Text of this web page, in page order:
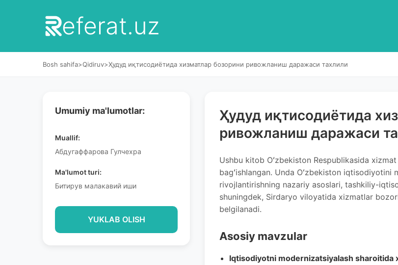
eferat.uz
Bosh sahifa>Qidiruv>Ҳудуд иқтисодиётида хизматлар бозорини ривожланиш даражаси тахлили
Umumiy ma'lumotlar:
Muallif:
Абдугаффарова Гулчехра
Ma'lumot turi:
Битирув малакавий иши
YUKLAB OLISH
Ҳудуд иқтисодиётида
ривожланиш даражаси
Ushbu kitob Oʻzbekiston Respublikasida
bagʻishlangan. Unda Oʻzbekiston
rivojlantirishning nazariy asoslari, tashkiliy-
shuningdek, Sirdaryo viloyatida xizmatlar
belgilanadi.
Asosiy mavzular
Iqtisodiyotni modernizatsiyalash